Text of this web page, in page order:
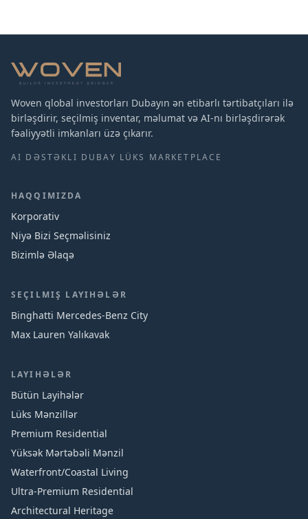
Woven qlobal investorları Dubayın ən etibarlı tərtibatçıları ilə
birləşdirir, seçilmiş inventar, məlumat və AI-nı birləşdirərək
fəaliyyətli imkanları üzə çıkarır.
AI DƏSTƏKLI DUBAY LÜKS MARKETPLACE
HAQQIMIZDA
Korporativ
Niyə Bizi Seçməlisiniz
Bizimlə Əlaqə
SEÇILMIŞ LAYIHƏLƏR
Binghatti Mercedes‑Benz City
Max Lauren Yalıkavak
LAYIHƏLƏR
Bütün Layihələr
Lüks Mənzillər
Premium Residential
Yüksək Mərtəbəli Mənzil
Waterfront/Coastal Living
Ultra-Premium Residential
Architectural Heritage